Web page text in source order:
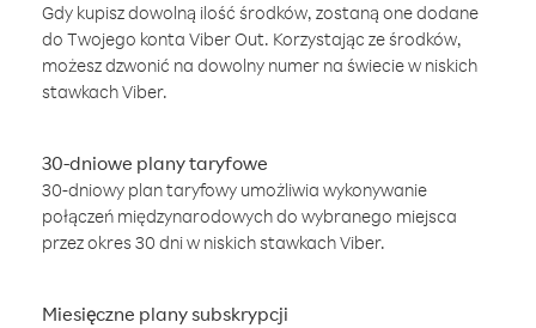
Gdy kupisz dowolną ilość środków, zostaną one dodane
do Twojego konta Viber Out. Korzystając ze środków,
możesz dzwonić na dowolny numer na świecie w niskich
stawkach Viber.
30-dniowe plany taryfowe
30-dniowy plan taryfowy umożliwia wykonywanie
połączeń międzynarodowych do wybranego miejsca
przez okres 30 dni w niskich stawkach Viber.
Miesięczne plany subskrypcji